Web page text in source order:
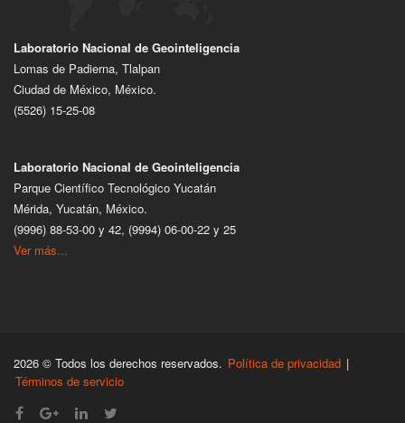
Laboratorio Nacional de Geointeligencia
Lomas de Padierna, Tlalpan
Ciudad de México, México.
(5526) 15-25-08
Laboratorio Nacional de Geointeligencia
Parque Científico Tecnológico Yucatán
Mérida, Yucatán, México.
(9996) 88-53-00 y 42, (9994) 06-00-22 y 25
Ver más...
2026 © Todos los derechos reservados. Política de privacidad |
Términos de servicio